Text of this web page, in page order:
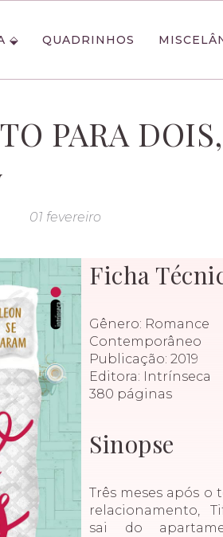
QUADRINHOS
01 fevereiro
PARA
Ficha
Gênero: Romance
Contemporâneo
Publicação: 2019
Editora: Intrínseca
380 páginas
Sinopse
Três meses após o
relacionamento,
sai do